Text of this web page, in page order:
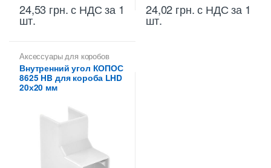
24,53 грн.с НДС за 1
шт.
24,02 грн.с НДС за 1
шт.
Аксессуары для коробов
Внутренний угол КОПОС
8625 HB для короба LHD
20х20 мм